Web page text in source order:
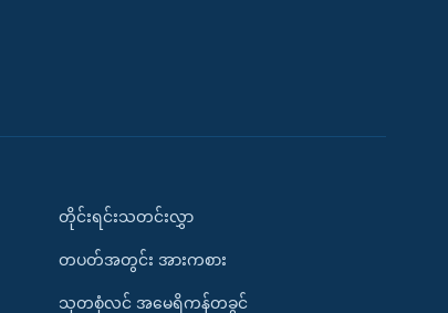
တိုင်းရင်းသတင်းလွှာ
တပတ်အတွင်း အားကစား
သုတစုံလင် အမေရိကန်တခွင်